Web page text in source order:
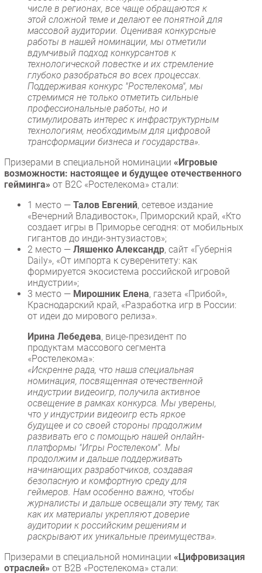
числе в регионах, все чаще обращаются к
этой сложной теме и делают ее понятной для
массовой аудитории. Оценивая конкурсные
работы в нашей номинации, мы отметили
вдумчивый подход конкурсантов к
технологической повестке и их стремление
глубоко разобраться во всех процессах.
Поддерживая конкурс "Ростелекома", мы
стремимся не только отметить сильные
профессиональные работы, но и
стимулировать интерес к инфраструктурным
технологиям, необходимым для цифровой
трансформации бизнеса и государства».
Призерами в специальной номинации «Игровые
возможности: настоящее и будущее отечественного
гейминга» от В2С «Ростелекома» стали:
1 место — Талов Евгений, сетевое издание
«Вечерний Владивосток», Приморский край, «Кто
создает игры в Приморье сегодня: от мобильных
гигантов до инди-энтузиастов»;
2 место — Ляшенко Александр, сайт «Губернiя
Daily», «От импорта к суверенитету: как
формируется экосистема российской игровой
индустрии»;
3 место — Мирошник Елена, газета «Прибой»,
Краснодарский край, «Разработка игр в России:
от идеи до мирового релиза».
Ирина Лебедева, вице-президент по
продуктам массового сегмента
«Ростелекома»:
«Искренне рада, что наша специальная
номинация, посвященная отечественной
индустрии видеоигр, получила активное
освещение в рамках конкурса. Мы уверены,
что у индустрии видеоигр есть яркое
будущее и со своей стороны продолжим
развивать его с помощью нашей онлайн-
платформы "Игры Ростелеком". Мы
продолжим и дальше поддерживать
начинающих разработчиков, создавая
безопасную и комфортную среду для
геймеров. Нам особенно важно, чтобы
журналисты и дальше освещали эту тему, так
как их материалы укрепляют доверие
аудитории к российским решениям и
раскрывают их уникальные преимущества».
Призерами в специальной номинации «Цифровизация
отраслей» от В2В «Ростелекома» стали: